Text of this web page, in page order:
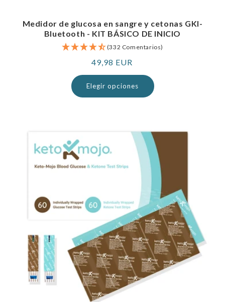
Medidor de glucosa en sangre y cetonas GKI-
Bluetooth - KIT BÁSICO DE INICIO
(332 Comentarios)
Precio
normal
49,98 EUR
Elegir opciones